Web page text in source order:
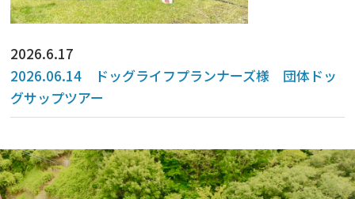
2026.6.17
2026.06.14 ドッグライフプランナーズ様 団体ドッ
グサップツアー